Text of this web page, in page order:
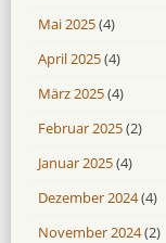
Mai 2025(4)
April 2025(4)
März 2025(4)
Februar 2025(2)
Januar 2025(4)
Dezember 2024(4)
November 2024(2)